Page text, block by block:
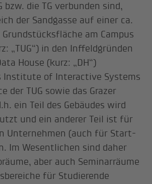
bzw. die TG verbunden sind,
der Sandgasse auf einer ca.
Grundstücksfläche am Campus
„TUG“) in den Inffeldgründen
House (kurz: „DH“)
Institute of Interactive Systems
der TUG sowie das Grazer
ein Teil des Gebäudes wird
und ein anderer Teil ist für
Unternehmen (auch für Start-
Im Wesentlichen sind daher
aber auch Seminarräume
für Studierende